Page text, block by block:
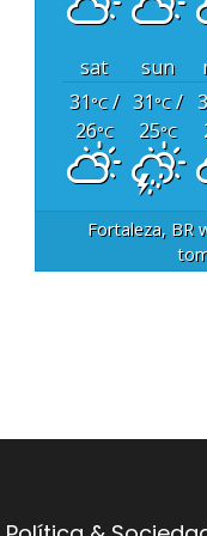
sat sun
31°C/
26°C
31°C/
25°C
Fortaleza, BR